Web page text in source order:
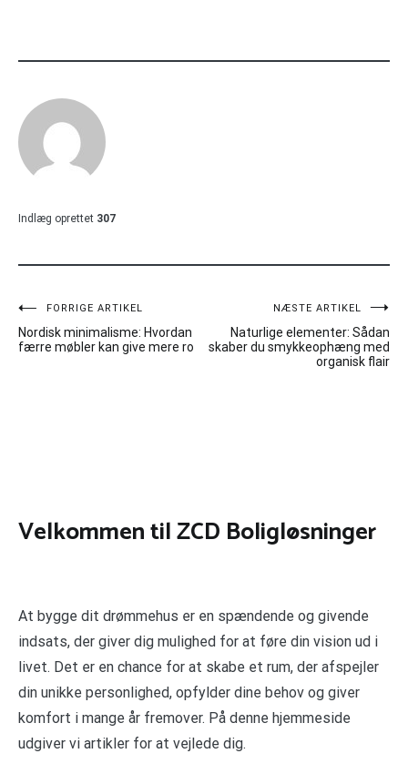
Indlæg oprettet 307
Indlægsnavigation
FORRIGE ARTIKEL
Nordisk minimalisme: Hvordan
færre møbler kan give mere ro
NÆSTE ARTIKEL
Naturlige elementer: Sådan
skaber du smykkeophæng med
organisk flair
Velkommen til ZCD Boligløsninger
At bygge dit drømmehus er en spændende og givende
indsats, der giver dig mulighed for at føre din vision ud i
livet. Det er en chance for at skabe et rum, der afspejler
din unikke personlighed, opfylder dine behov og giver
komfort i mange år fremover. På denne hjemmeside
udgiver vi artikler for at vejlede dig.